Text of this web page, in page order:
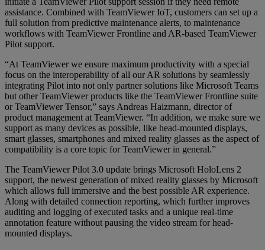
assistance. Combined with TeamViewer IoT, customers can set up a
full solution from predictive maintenance alerts, to maintenance
workflows with TeamViewer Frontline and AR-based TeamViewer
Pilot support.
“At TeamViewer we ensure maximum productivity with a special
focus on the interoperability of all our AR solutions by seamlessly
integrating Pilot into not only partner solutions like Microsoft Teams
but other TeamViewer products like the TeamViewer Frontline suite
or TeamViewer Tensor,” says Andreas Haizmann, director of
product management at TeamViewer. “In addition, we make sure we
support as many devices as possible, like head-mounted displays,
smart glasses, smartphones and mixed reality glasses as the aspect of
compatibility is a core topic for TeamViewer in general.”
The TeamViewer Pilot 3.0 update brings Microsoft HoloLens 2
support, the newest generation of mixed reality glasses by Microsoft
which allows full immersive and the best possible AR experience.
Along with detailed connection reporting, which further improves
auditing and logging of executed tasks and a unique real-time
annotation feature without pausing the video stream for head-
mounted displays.